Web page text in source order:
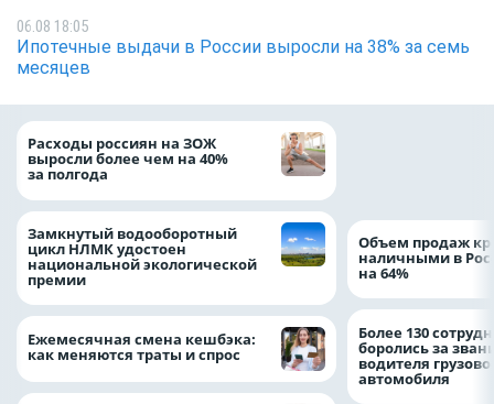
06.08 18:05
Ипотечные выдачи в России выросли на 38% за семь
месяцев
Расходы россиян на ЗОЖ
выросли более чем на 40%
за полгода
Замкнутый водооборотный
цикл НЛМК удостоен
национальной экологической
премии
Ежемесячная смена кешбэка:
как меняются траты и спрос
Объем продаж
наличными в
на 64%
Более 130
боролись за
водителя
автомобиля